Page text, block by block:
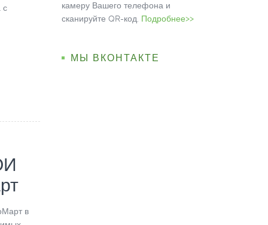
с
в
камеру Вашего телефона и
сканируйте QR-код. Подробнее>>
МЫ ВКОНТАКТЕ